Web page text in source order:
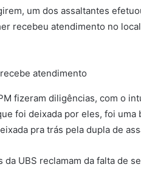
um dos assaltantes
recebeu atendimento no
atendimento
fizeram diligências, com o
foi deixada por eles, foi
pra trás pela dupla de
da UBS reclamam da falta de